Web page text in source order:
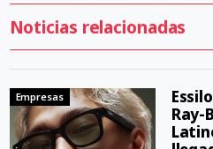
Noticias relacionadas
Empresas
Ray-